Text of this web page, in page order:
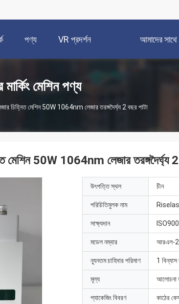
পণ্য VR প্রদর্শন আমাদের সাথে
মার্কিং মেশিন পণ্য
চিহ্নিত মেশিন 50W 1064nm লেজার তরঙ্গদৈর্ঘ্য 2 বছর পাটা
মেশিন 50W 1064nm লেজার তরঙ্গদৈর্ঘ্য 2
উৎপত্তি স্থল চীন
পরিচিতিমুলক নাম
সাক্ষ্যদান
মডেল নম্বার আরএল-
ন্যূনতম চাহিদার পরিমাণ 1
মূল্য আলোচনা
প্যাকেজিং বিবরণ কাঠের